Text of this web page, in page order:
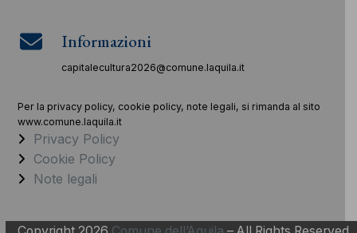
Informazioni
capitalecultura2026@comune.laquila.it
Per la privacy policy, cookie policy, note legali, si rimanda al sito
www.comune.laquila.it
Privacy Policy
Cookie Policy
Note legali